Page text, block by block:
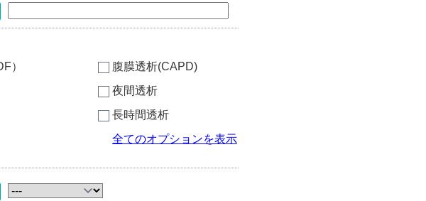
）
腹膜透析(CAPD)
夜間透析
長時間透析
全てのオプションを表示